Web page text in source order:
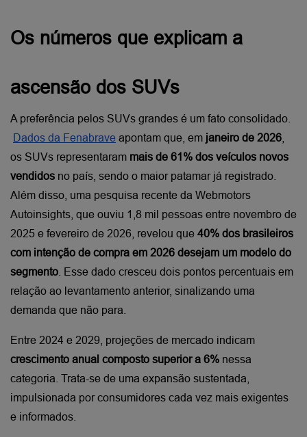
Os números que explicam a
ascensão dos SUVs
A preferência pelos SUVs grandes é um fato consolidado.
Dados da Fenabrave apontam que, em janeiro de 2026
os SUVs representaram mais de 61% dos veículos novos
vendidos no país, sendo o maior patamar já registrado.
Além disso, uma pesquisa recente da Webmotors
Autoinsights, que ouviu 1,8 mil pessoas entre novembro de
2025 e fevereiro de 2026, revelou que 40% dos brasileiros
com intenção de compra em 2026 desejam um modelo do
segmento . Esse dado cresceu dois pontos percentuais em
relação ao levantamento anterior, sinalizando uma
demanda que não para.
crescimento anual composto superior a 6% nessa
categoria. Trata-se de uma expansão sustentada,
impulsionada por consumidores cada vez mais exigentes
e informados.